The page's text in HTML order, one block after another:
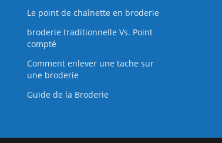
Le point de chaînette en broderie
broderie traditionnelle Vs. Point
compté
Comment enlever une tache sur
une broderie
Guide de la Broderie